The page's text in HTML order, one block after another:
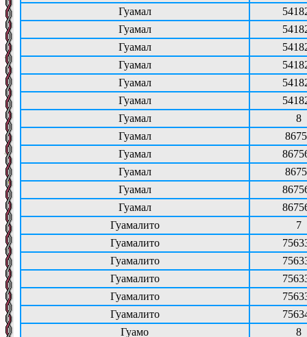
Гуамал
Гуамал
Гуамал
Гуамал
Гуамал
Гуамал
Гуамал
8
Гуамал
Гуамал
Гуамал
Гуамал
Гуамал
Гуамалито
7
Гуамалито
Гуамалито
Гуамалито
Гуамалито
Гуамалито
Гуамо
8